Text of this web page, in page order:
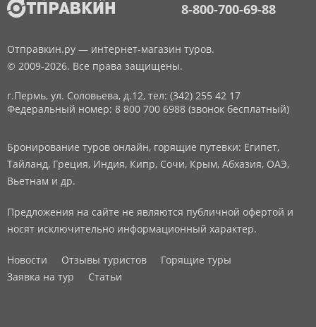
8-800-700-69-88
Отправкин.ру — интернет-магазин туров.
© 2009-2026. Все права защищены.
г.Пермь, ул. Соловьева, д.12, тел: (342) 255 42 17
Федеральный номер: 8 800 700 6988 (звонок бесплатный)
Бронирование туров онлайн, горящие путевки: Египет,
Тайланд, Греция, Индия, Кипр, Сочи, Крым, Абхазия, ОАЭ,
Вьетнам и др.
Предложения на сайте не являются публичной офертой и
носят исключительно информационный характер.
Новости Отзывы туристов
Горящие туры
Заявка на тур
Статьи